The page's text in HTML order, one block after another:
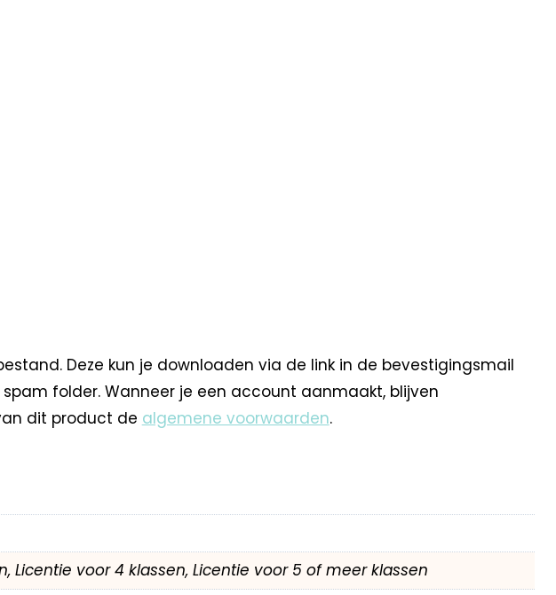
Deze kun je downloaden via de link in de bevestigingsmail
folder. Wanneer je een account aanmaakt, blijven
dit product de algemene voorwaarden.
Licentie voor 4 klassen, Licentie voor 5 of meer klassen